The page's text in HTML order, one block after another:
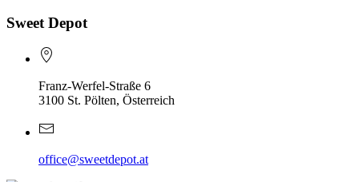
Sweet Depot
Franz-Werfel-Straße 6
3100 St. Pölten, Österreich
office@sweetdepot.at